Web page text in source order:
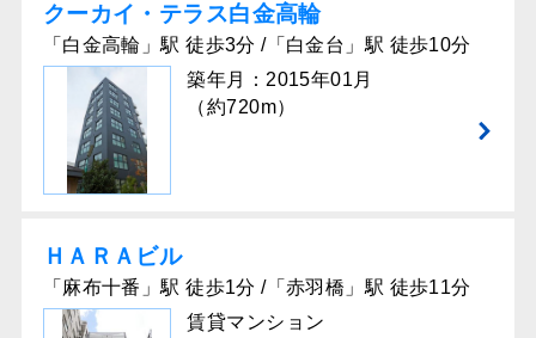
クーカイ・テラス⽩⾦⾼輪
「白金高輪」駅 徒歩3分 /「白金台」駅 徒歩10分
築年月：2015年01月
（約720m）
ＨＡＲＡビル
「麻布十番」駅 徒歩1分 /「赤羽橋」駅 徒歩11分
賃貸マンション